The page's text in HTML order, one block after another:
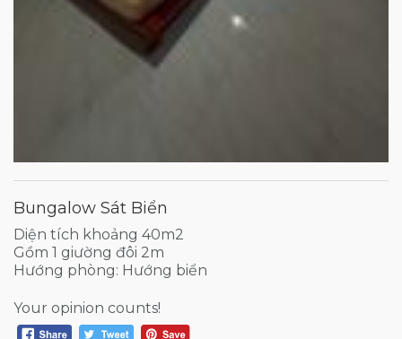
Bungalow Sát Biển
Diện tích khoảng 40m2
Gồm 1 giường đôi 2m
Hướng phòng: Hướng biển
Your opinion counts!